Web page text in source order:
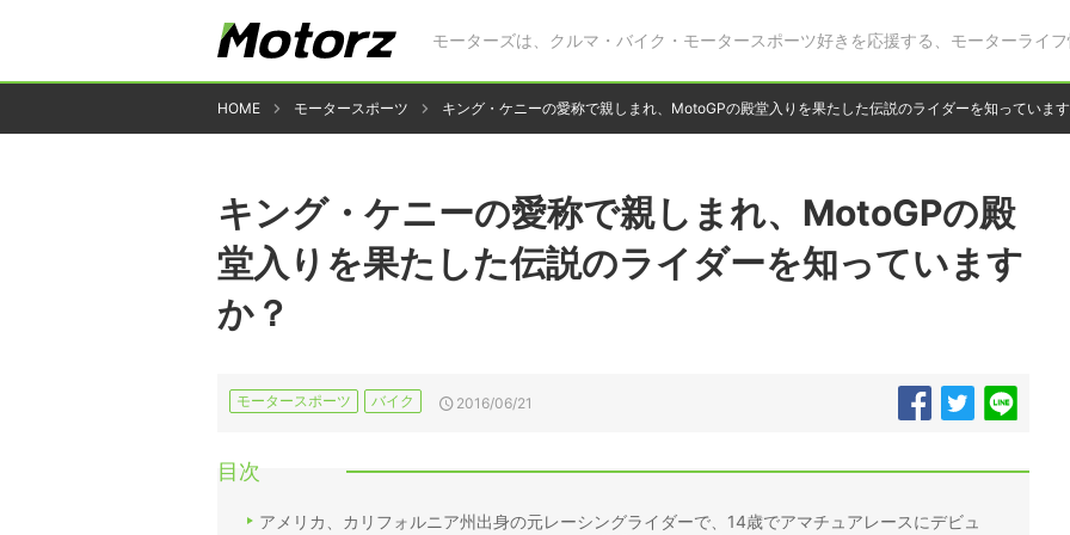
モーターズは、クルマ・バイク・モータースポーツ好きを応援する、モーターライフ
HOME モータースポーツ キング・ケニーの愛称で親しまれ、MotoGPの殿堂入りを果たした伝説のライダーを知っています
キング・ケニーの愛称で親しまれ、MotoGPの殿
堂入りを果たした伝説のライダーを知っています
か？
モータースポーツ バイク 2016/06/21
目次
アメリカ、カリフォルニア州出身の元レーシングライダーで、14歳でアマチュアレースにデビュ